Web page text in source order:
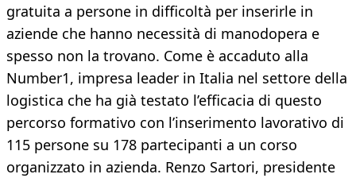
gratuita a persone in difficoltà per inserirle in
aziende che hanno necessità di manodopera e
spesso non la trovano. Come è accaduto alla
Number1, impresa leader in Italia nel settore della
logistica che ha già testato l’efficacia di questo
percorso formativo con l’inserimento lavorativo di
115 persone su 178 partecipanti a un corso
organizzato in azienda. Renzo Sartori, presidente